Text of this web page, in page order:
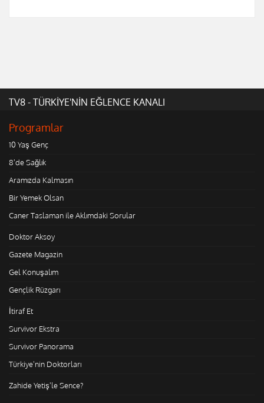
TV8 - TÜRKİYE'NİN EĞLENCE KANALI
Programlar
10 Yaş Genç
8'de Sağlık
Aramızda Kalmasın
Bir Yemek Olsan
Caner Taslaman ile Aklımdaki Sorular
Doktor Aksoy
Gazete Magazin
Gel Konuşalım
Gençlik Rüzgarı
İtiraf Et
Survivor Ekstra
Survivor Panorama
Türkiye'nin Doktorları
Zahide Yetiş'le Sence?